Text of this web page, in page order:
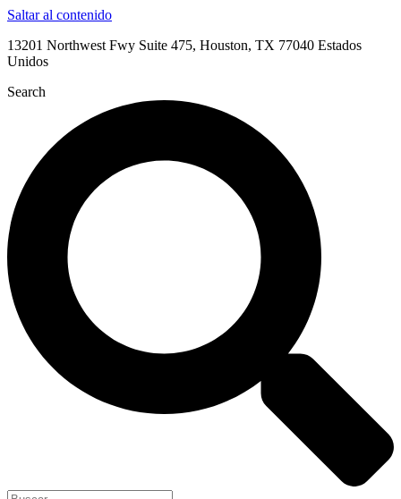
Saltar al contenido
13201 Northwest Fwy Suite 475, Houston, TX 77040 Estados
Unidos
Search